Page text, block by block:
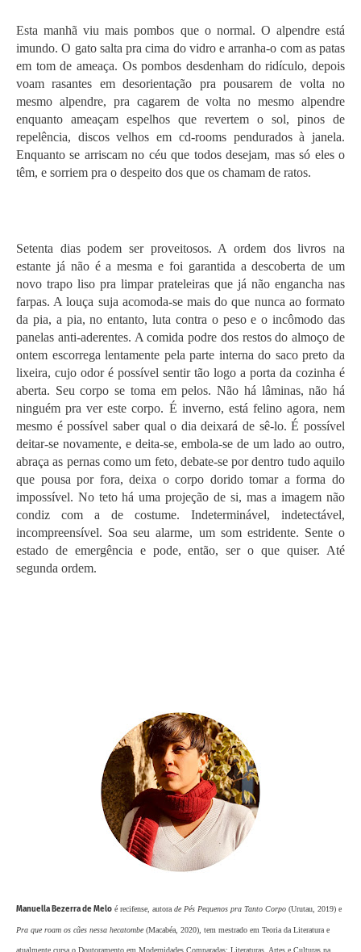
Esta manhã viu mais pombos que o normal. O alpendre está
imundo. O gato salta pra cima do vidro e arranha-o com as patas
em tom de ameaça. Os pombos desdenham do ridículo, depois
voam rasantes em desorientação pra pousarem de volta no
mesmo alpendre, pra cagarem de volta no mesmo alpendre
enquanto ameaçam espelhos que revertem o sol, pinos de
repelência, discos velhos em cd-rooms pendurados à janela.
Enquanto se arriscam no céu que todos desejam, mas só eles o
têm, e sorriem pra o despeito dos que os chamam de ratos.
Setenta dias podem ser proveitosos. A ordem dos livros na
estante já não é a mesma e foi garantida a descoberta de um
novo trapo liso pra limpar prateleiras que já não engancha nas
farpas. A louça suja acomoda-se mais do que nunca ao formato
da pia, a pia, no entanto, luta contra o peso e o incômodo das
panelas anti-aderentes. A comida podre dos restos do almoço de
ontem escorrega lentamente pela parte interna do saco preto da
lixeira, cujo odor é possível sentir tão logo a porta da cozinha é
aberta. Seu corpo se toma em pelos. Não há lâminas, não há
ninguém pra ver este corpo. É inverno, está felino agora, nem
mesmo é possível saber qual o dia deixará de sê-lo. É possível
deitar-se novamente, e deita-se, embola-se de um lado ao outro,
abraça as pernas como um feto, debate-se por dentro tudo aquilo
que pousa por fora, deixa o corpo dorido tomar a forma do
impossível. No teto há uma projeção de si, mas a imagem não
condiz com a de costume. Indeterminável, indetectável,
incompreensível. Soa seu alarme, um som estridente. Sente o
estado de emergência e pode, então, ser o que quiser. Até
segunda ordem.
Manuella Bezerra de Melo é recifense, autora de Pés Pequenos pra Tanto Corpo (Urutau, 2019) e
Pra que roam os cães nessa hecatombe (Macabéa, 2020), tem mestrado em Teoria da Literatura e
atualmente cursa o Doutoramento em Modernidades Comparadas: Literaturas, Artes e Culturas na